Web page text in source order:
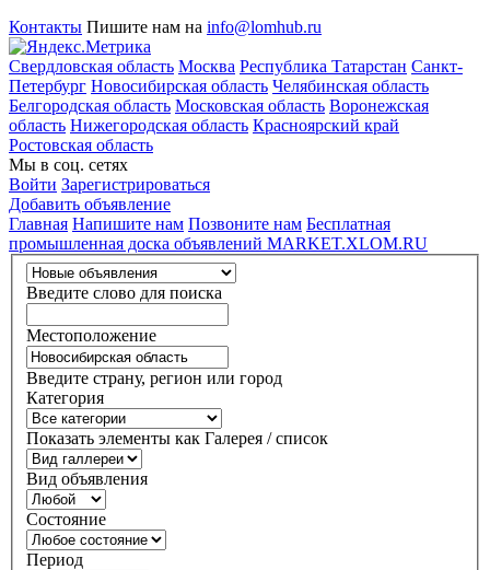
Контакты Пишите нам на info@lomhub.ru
Свердловская область Москва Республика Татарстан Санкт-
Петербург Новосибирская область Челябинская область
Белгородская область Московская область Воронежская
область Нижегородская область Красноярский край
Ростовская область
Мы в соц. сетях
Войти Зарегистрироваться
Добавить объявление
Главная Напишите нам Позвоните нам Бесплатная
промышленная доска объявлений MARKET.XLOM.RU
Введите слово для поиска
Местоположение
Введите страну, регион или город
Категория
Показать элементы как Галерея / список
Вид объявления
Состояние
Период